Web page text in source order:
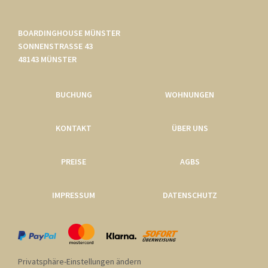
BOARDINGHOUSE MÜNSTER
SONNENSTRASSE 43
48143 MÜNSTER
BUCHUNG WOHNUNGEN
KONTAKT ÜBER UNS
PREISE AGBS
IMPRESSUM DATENSCHUTZ
Privatsphäre-Einstellungen ändern